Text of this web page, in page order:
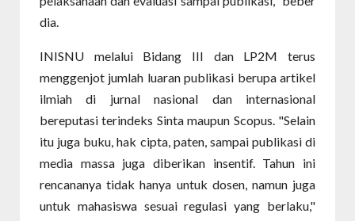
dia.
INISNU melalui Bidang III dan LP2M terus
menggenjot jumlah luaran publikasi berupa artikel
ilmiah di jurnal nasional dan internasional
bereputasi terindeks Sinta maupun Scopus. "Selain
itu juga buku, hak cipta, paten, sampai publikasi di
media massa juga diberikan insentif. Tahun ini
rencananya tidak hanya untuk dosen, namun juga
untuk mahasiswa sesuai regulasi yang berlaku,"